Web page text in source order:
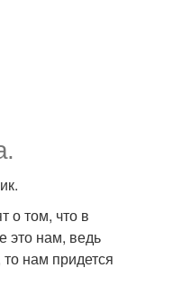
о том, что в
это нам, ведь
нам придется